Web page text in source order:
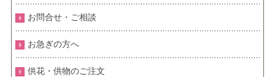
お問合せ・ご相談
お急ぎの方へ
供花・供物のご注文